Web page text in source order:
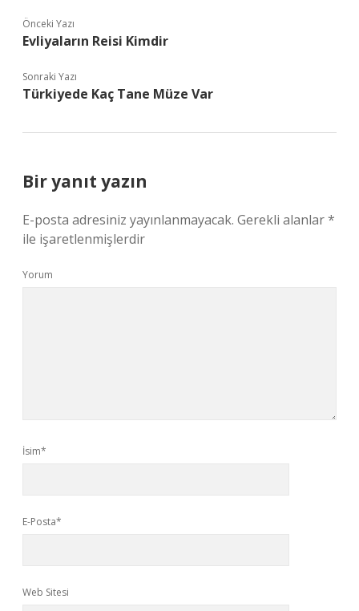
Önceki Yazı
Evliyaların Reisi Kimdir
Sonraki Yazı
Türkiyede Kaç Tane Müze Var
Bir yanıt yazın
E-posta adresiniz yayınlanmayacak. Gerekli alanlar*
ile işaretlenmişlerdir
Yorum
İsim*
E-Posta*
Web Sitesi